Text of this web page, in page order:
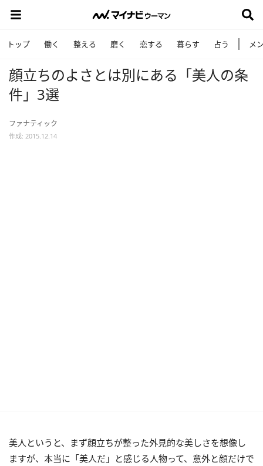
トップ 働く 整える 磨く 恋する 暮らす 占う メ
顔立ちのよさとは別にある「美人の条
件」3選
ファナティック
作成: 2015.12.14
美人というと、まず顔立ちが整った外見的な美しさを想像し
ますが、本当に「美人だ」と感じる人物って、意外と顔だけで